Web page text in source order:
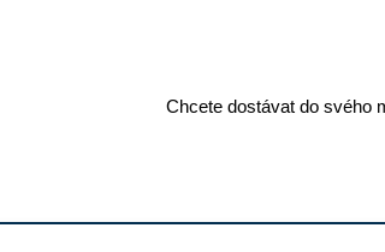
Chcete dostávat do svého